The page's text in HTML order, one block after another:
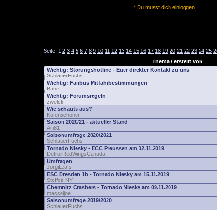
* Du musst dich einloggen.
Seite: 1 2 3 4 5 6 7 8 9 10 11 12 13 14 15 16 17 18 19 20 21 22 23 24 25
Thema / erstellt von
Wichtig: Störungshotline - Euer direkter Kontakt zu uns
SchlauerFuchs
Wichtig: Fanbus Mitfahrbestimmungen
Bane
Wichtig: Forumsregeln
zwelch
Wie schauts aus?
Kufenschoner
Saison 2020/21 - aktueller Stand
Alfi81
Saisonumfrage 2020/2021
SchlauerFuchs
Tornado Niesky - ECC Preussen am 02.11.2019
DetroitRedWingsCanada
Umfragen
JörgiLeafs
ESC Dresden 1b - Tornado Niesky am 15.11.2019
Steffen-NY
Chemnitz Crashers - Tornado Niesky am 09.11.2019
masseljoe
Saisonumfrage 2019/2020
SchlauerFuchs